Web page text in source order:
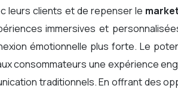
leurs clients et de repenser le
immersives et
émotionnelle plus forte. Le
consommateurs une expérience
traditionnels. En offrant des